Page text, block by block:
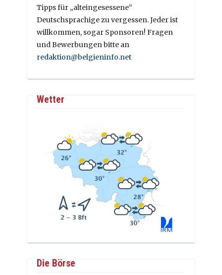
Tipps für „alteingesessene“
Deutschsprachige zu vergessen. Jeder ist
willkommen, sogar Sponsoren! Fragen
und Bewerbungen bitte an
redaktion@belgieninfo.net
Wetter
Die Börse